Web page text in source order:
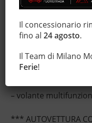
Servosterzo
Descrizione
Alfa Romeo Mito 1.4
– volante
*** AUTOVETTURA
Il concessionario
fino al24 agosto.
Il Team di Milano
Ferie!